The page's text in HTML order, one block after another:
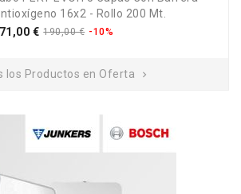
16x2 - Rollo 200 Mt.
€ 190,00 € -10%
los Productos en Oferta 